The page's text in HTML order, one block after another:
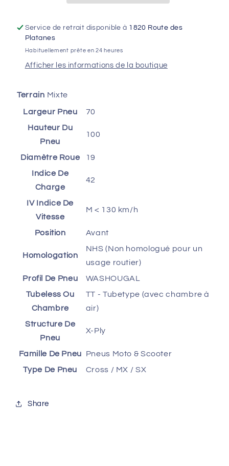
42M
42M
Service de retrait disponible à 1820 Route des
Platanes
Habituellement prête en 24 heures
Afficher les informations de la boutique
Terrain Mixte
Largeur Pneu
70
Hauteur Du
Pneu
100
Diamètre Roue
19
Indice De
Charge
42
IV Indice De
Vitesse
M < 130 km/h
Position Avant
Homologation
NHS (Non homologué pour un
usage routier)
Profil De Pneu
WASHOUGAL
Tubeless Ou
Chambre
TT - Tubetype (avec chambre à
air)
Structure De
Pneu
X-Ply
Famille De Pneu
Pneus Moto & Scooter
Type De Pneu
Cross / MX / SX
Share